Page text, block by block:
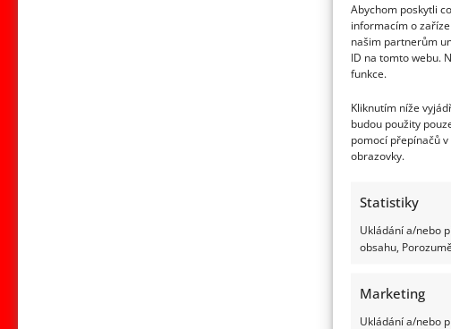
Abychom poskytli
informacím o
našim partnerům
ID na tomto webu.
funkce.
Kliknutím níže
budou použity
pomocí přepínačů
obrazovky.
Statistiky
Ukládání a/nebo
obsahu,
Marketing
Ukládání a/nebo